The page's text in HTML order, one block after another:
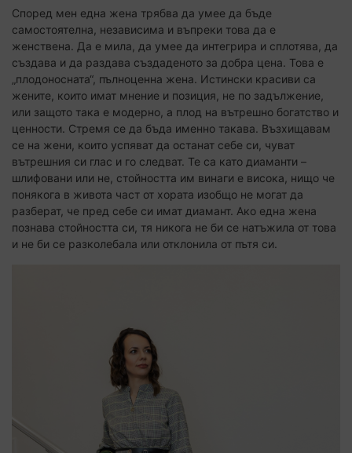
Според мен една жена трябва да умее да бъде
самостоятелна, независима и въпреки това да е
женствена. Да е мила, да умее да интегрира и сплотява, да
създава и да раздава създаденото за добра цена. Това е
„плодоносната“, пълноценна жена. Истински красиви са
жените, които имат мнение и позиция, не по задължение,
или защото така е модерно, а плод на вътрешно богатство и
ценности. Стремя се да бъда именно такава. Възхищавам
се на жени, които успяват да останат себе си, чуват
вътрешния си глас и го следват. Те са като диаманти –
шлифовани или не, стойността им винаги е висока, нищо че
понякога в живота част от хората изобщо не могат да
разберат, че пред себе си имат диамант. Ако една жена
познава стойността си, тя никога не би се натъжила от това
и не би се разколебала или отклонила от пътя си.